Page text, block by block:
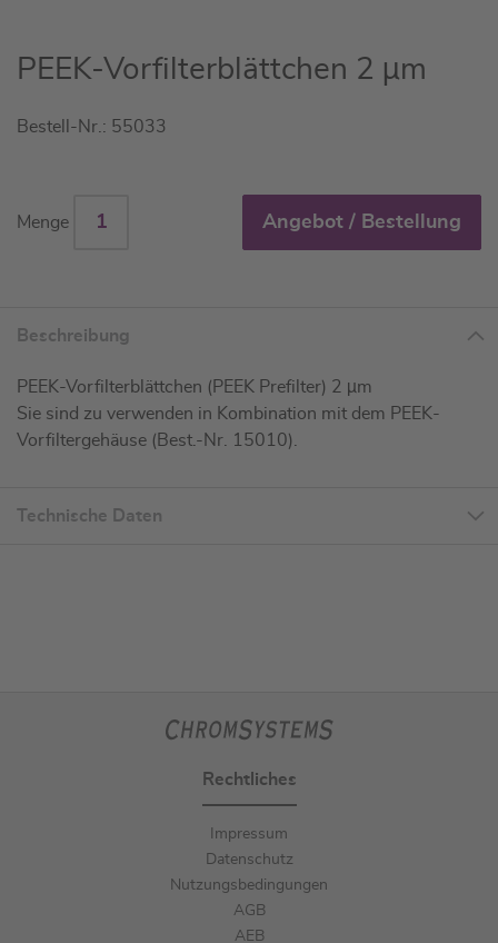
Zum
Anfang
Bildgalerie
PEEK-Vorfilterblättchen 2 µm
Bestell-Nr.: 55033
Menge Angebot / Bestellung
Beschreibung
PEEK-Vorfilterblättchen (PEEK Prefilter) 2 µm
Sie sind zu verwenden in Kombination mit dem PEEK-
Vorfiltergehäuse (Best.-Nr. 15010).
Technische Daten
Rechtliches
Impressum
Datenschutz
Nutzungsbedingungen
AGB
AEB